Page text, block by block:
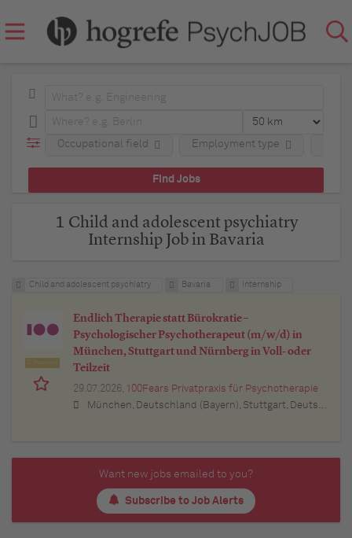
Occupational field Employment type
1 Child and adolescent psychiatry
Internship Job in Bavaria
Child and adolescent psychiatry Bavaria Internship
Endlich Therapie statt Bürokratie –
Psychologischer Psychotherapeut (m/w/d) in
München, Stuttgart und Nürnberg in Voll- oder
Teilzeit
29.07.2026, 100Fears Privatpraxis für Psychotherapie
München, Deutschland (Bayern), Stuttgart, Deutschland (Baden-Württemberg), Nürnberg, Deutschland (Bayern), Esslingen am Neckar, Deutschland (Baden-Württemberg), Ludwigsburg, Deutschland (Baden-Württemberg), Sindelfingen, Deutschland (Baden-Württemberg), Böblingen, Deutschland (Baden-Württemberg), Waiblingen, Deutschland (Baden-Württemberg), Heilbronn, Deutschland (Baden-Württemberg), Reutlingen, Deutschland (Baden-Württemberg), Tübingen, Deutschland (Baden-Württemberg), Aalen, Deutschland (Baden-Württemberg), Schwäbisch Gmünd, Deutschland (Baden-Württemberg), Karlsruhe, Deutschland (Baden-Württemberg), Mannheim, Deutschland (Baden-Württemberg), Ulm, Deutschland (Baden-Württemberg), Pforzheim, Deutschland (Baden-Württemberg), Offenburg, Deutschland (Baden-Württemberg), Göppingen, Deutschland (Baden-Württemberg), Baden-Baden, Deutschland (Baden-Württemberg), Heidenheim an der Brenz, Deutschland (Baden-Württemberg), Ingolstadt, Deutschland (Bayern), Erlangen, Deutschland (Bayern), Regensburg, Deutschland (Bayern), Bamberg, Deutschland (Bayern), Bayreuth, Deutschland (Bayern)
Want new jobs emailed to you?
Subscribe to Job Alerts